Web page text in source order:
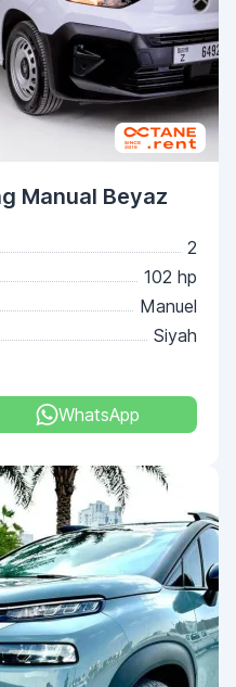
Manual Beyaz
2
102 hp
Manuel
Siyah
WhatsApp